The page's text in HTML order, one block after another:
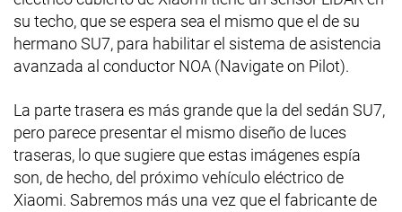
su techo, que se espera sea el mismo que el de su
hermano SU7, para habilitar el sistema de asistencia
avanzada al conductor NOA (Navigate on Pilot).
La parte trasera es más grande que la del sedán SU7,
pero parece presentar el mismo diseño de luces
traseras, lo que sugiere que estas imágenes espía
son, de hecho, del próximo vehículo eléctrico de
Xiaomi. Sabremos más una vez que el fabricante de